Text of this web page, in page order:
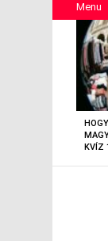
Menu
KVÍZ